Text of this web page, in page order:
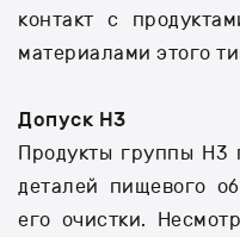
контакт с
материалами этого
Допуск H3
Продукты группы H3
деталей пищевого
его очистки.